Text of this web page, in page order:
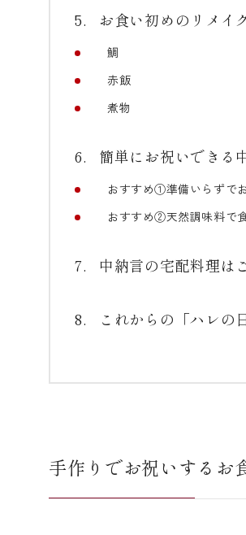
お食い初めのリメイ
鯛
赤飯
煮物
簡単にお祝いできる
おすすめ①準備いらずで
おすすめ②天然調味料で
中納言の宅配料理は
これからの「ハレの
手作りでお祝いするお